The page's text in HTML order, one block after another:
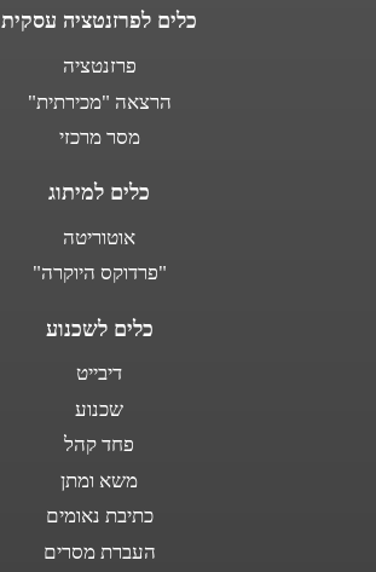
כלים לפרזנטציה עסקית
פרזנטציה
הרצאה "מכירתית"
מסר מרכזי
כלים למיתוג
אוטוריטה
"פרדוקס היוקרה"
כלים לשכנוע
דיבייט
שכנוע
פחד קהל
משא ומתן
כתיבת נאומים
העברת מסרים